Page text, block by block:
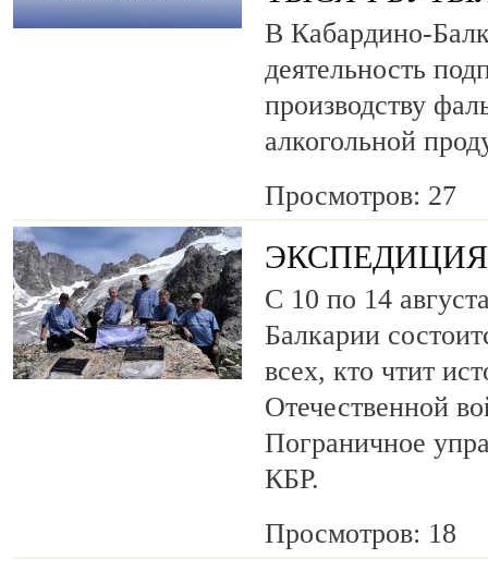
В Кабардино-
деятельность
производству
алкогольной
Просмотров: 27
С 10 по 14
Балкарии
всех, кто чтит
Отечественной
Пограничное
КБР.
Просмотров: 18